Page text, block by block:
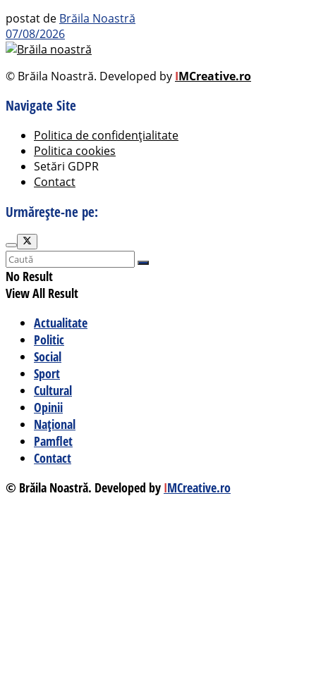
postat de Brăila Noastră
07/08/2026
© Brăila Noastră. Developed by IMCreative.ro
Navigate Site
Politica de confidențialitate
Politica cookies
Setări GDPR
Contact
Urmărește-ne pe:
No Result
View All Result
Actualitate
Politic
Social
Sport
Cultural
Opinii
Național
Pamflet
Contact
© Brăila Noastră. Developed by IMCreative.ro